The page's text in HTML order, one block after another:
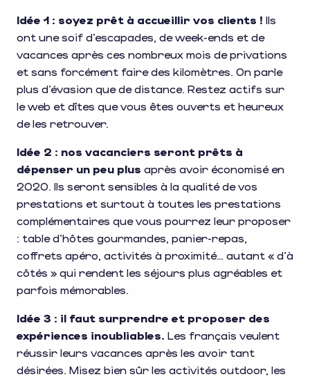
Idée 1 : soyez prêt à accueillir vos clients ! Ils
ont une soif d’escapades, de week-ends et de
vacances après ces nombreux mois de privations
et sans forcément faire des kilomètres. On parle
plus d’évasion que de distance. Restez actifs sur
le web et dîtes que vous êtes ouverts et heureux
de les retrouver.
Idée 2 : nos vacanciers seront prêts à
dépenser un peu plus après avoir économisé en
2020. Ils seront sensibles à la qualité de vos
prestations et surtout à toutes les prestations
complémentaires que vous pourrez leur proposer
: table d’hôtes gourmandes, panier-repas,
coffrets apéro, activités à proximité… autant « d’à
côtés » qui rendent les séjours plus agréables et
parfois mémorables.
Idée 3 : il faut surprendre et proposer des
expériences inoubliables. Les français veulent
réussir leurs vacances après les avoir tant
désirées. Misez bien sûr les activités outdoor, les